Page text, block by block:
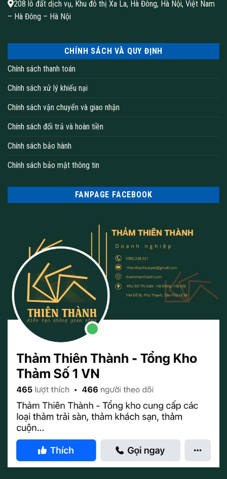
208 lô đất dịch vụ, Khu đô thị Xa La, Hà Đông, Hà Nội, Việt Nam
– Hà Đông – Hà Nội
CHÍNH SÁCH VÀ QUY ĐỊNH
Chính sách thanh toán
Chính sách xử lý khiếu nại
Chính sách vận chuyển và giao nhận
Chính sách đổi trả và hoàn tiền
Chính sách bảo hành
Chính sách bảo mật thông tin
FANPAGE FACEBOOK